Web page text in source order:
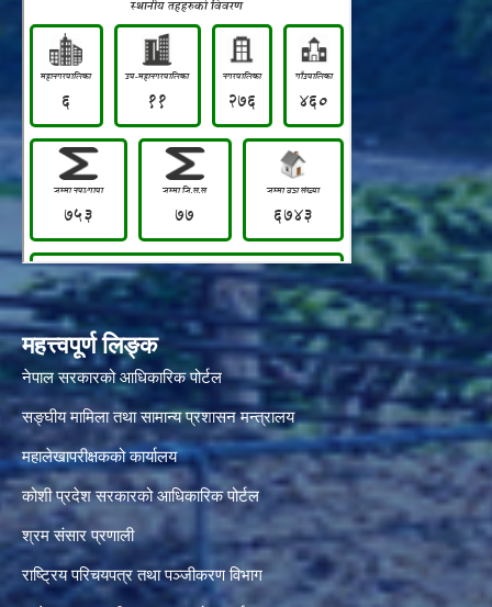
महत्त्वपूर्ण लिङ्क
नेपाल सरकारको आधिकारिक पोर्टल
सङ्‍घीय मामिला तथा सामान्य प्रशासन मन्त्रालय
महालेखापरीक्षकको कार्यालय
कोशी प्रदेश सरकारको आधिकारिक पोर्टल
श्रम संसार प्रणाली
राष्ट्रिय परिचयपत्र तथा पञ्जीकरण विभाग